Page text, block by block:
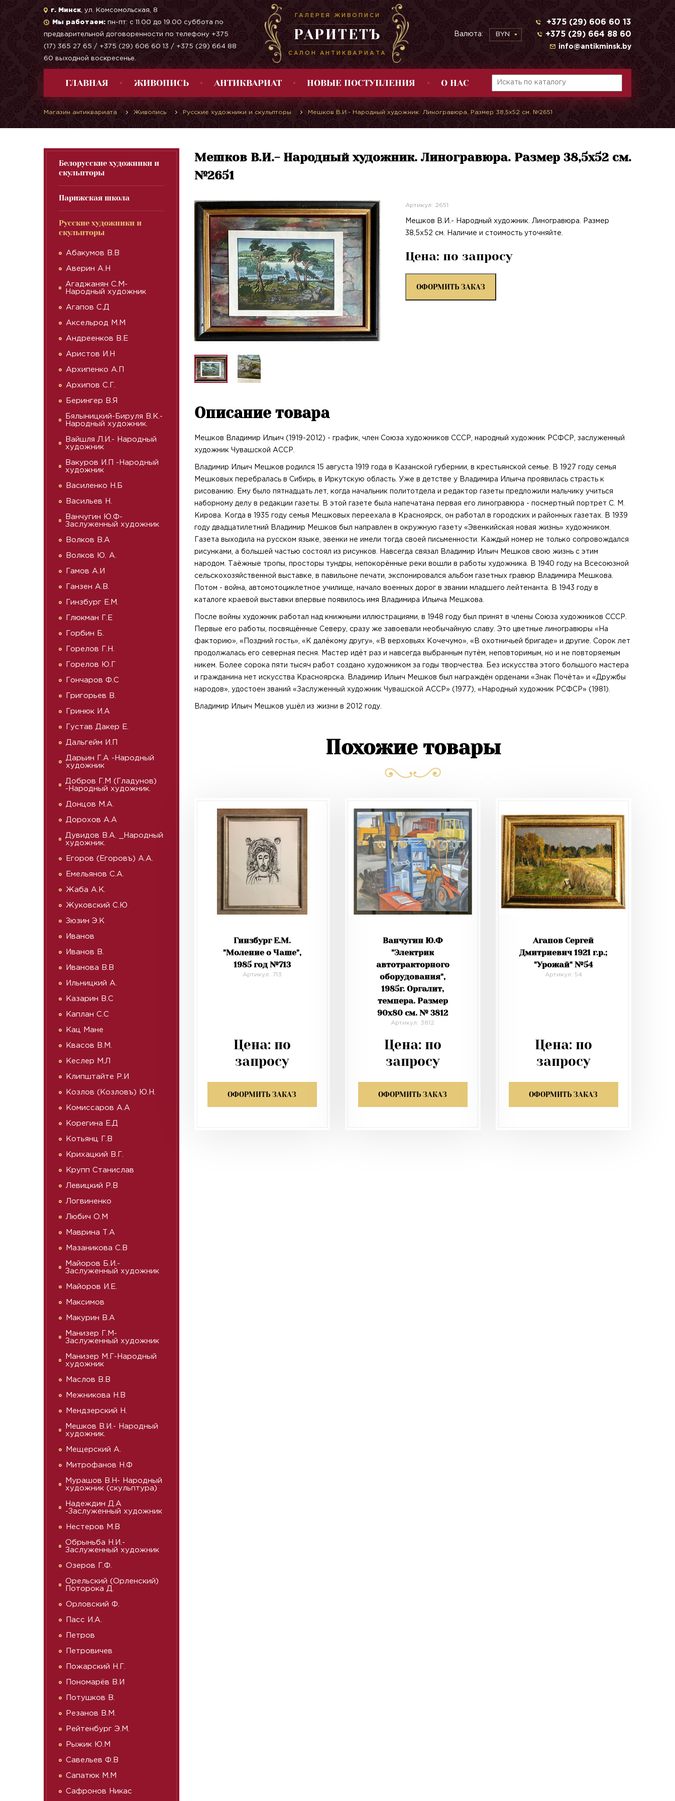
ГАЛЕРЕЯ ЖИВОПИСИ
РАРИТЕТЪ
САЛОН АНТИКВАРИАТА
г. Минск , ул. Комсомольская, 8
Мы работаем: пн-пт: с 11.00 до 19.00 суббота по
предварительной договоренности по телефону +375
(17) 365 27 65 / +375 (29) 606 60 13 / +375 (29) 664 88
60 выходной воскресенье.
Валюта: BYN
+375 (29) 606 60 13
+375 (29) 664 88 60
info@antikminsk.by
ГЛАВНАЯ ЖИВОПИСЬ АНТИКВАРИАТ НОВЫЕ ПОСТУПЛЕНИЯ О НАС
Магазин антиквариата Живопись Русские художники и скульпторы Мешков В.И.- Народный художник. Линогравюра. Размер 38,5х52 см. №2651
Белорусские художники и
скульпторы
Парижская школа
Русские художники и
скульпторы
Абакумов В.В
Аверин А.Н
Агаджанян С.М-
Народный художник
Агапов С.Д
Аксельрод М.М
Андреенков В.Е
Аристов И.Н
Архипенко А.П
Архипов С.Г.
Берингер В.Я
Бялыницкий-Бируля В.К.-
Народный художник.
Вайшля Л.И.- Народный
художник
Вакуров И.П -Народный
художник
Василенко Н.Б
Васильев Н.
Ванчугин Ю.Ф-
Заслуженный художник
Волков В.А
Волков Ю. А.
Гамов А.И
Ганзен А.В.
Гинзбург Е.М.
Глюкман Г.Е
Горбин Б.
Горелов Г.Н.
Горелов Ю.Г
Гончаров Ф.С
Григорьев В.
Гринюк И.А
Густав Дакер Е.
Дальгейм И.П
Дарьин Г.А -Народный
художник
Добров Г.М (Гладунов)
-Народный художник.
Донцов М.А.
Дорохов А.А
Дувидов В.А. _Народный
художник.
Егоров (Егоровъ) А.А.
Емельянов С.А.
Жаба А.К.
Жуковский С.Ю
Зюзин Э.К
Иванов
Иванов В.
Иванова В.В
Ильницкий А.
Казарин В.С
Каплан С.С
Кац Мане
Квасов В.М.
Кеслер М.Л
Клипштайте Р.И
Козлов (Козловъ) Ю.Н.
Комиссаров А.А
Корегина Е.Д
Котьянц Г.В
Крихацкий В.Г.
Крупп Станислав
Левицкий Р.В
Логвиненко
Любич О.М
Маврина Т.А
Мазаникова С.В
Майоров Б.И.-
Заслуженный художник
Майоров И.Е.
Максимов
Макурин В.А
Манизер Г.М-
Заслуженный художник
Манизер М.Г-Народный
художник
Маслов В.В
Межникова Н.В
Мендзерский Н.
Мешков В.И.- Народный
художник.
Мещерский А.
Митрофанов Н.Ф
Мурашов В.Н- Народный
художник (скульптура)
Надеждин Д.А
-Заслуженный художник
Нестеров М.В
Обрыньба Н.И.-
Заслуженный художник
Озеров Г.Ф.
Орельский (Орленский)
Поторока Д.
Орловский Ф.
Пасс И.А.
Петров
Петровичев
Пожарский Н.Г.
Пономарёв В.И
Потушков В.
Резанов В.М.
Рейтенбург Э.М.
Рыжик Ю.М
Савельев Ф.В
Сапатюк М.М
Сафронов Никас
Мешков В.И.- Народный художник. Линогравюра. Размер 38,5х52 см.
№2651
Артикул: 2651
Мешков В.И.- Народный художник. Линогравюра. Размер
38,5х52 см. Наличие и стоимость уточняйте.
Цена: по запросу
ОФОРМИТЬ ЗАКАЗ
Описание товара
Мешков Владимир Ильич (1919-2012) - график, член Союза художников СССР, народный художник РСФСР, заслуженный
художник Чувашской АССР.
Владимир Ильич Мешков родился 15 августа 1919 года в Казанской губернии, в крестьянской семье. В 1927 году семья
Мешковых перебралась в Сибирь, в Иркутскую область. Уже в детстве у Владимира Ильича проявилась страсть к
рисованию. Ему было пятнадцать лет, когда начальник политотдела и редактор газеты предложили мальчику учиться
наборному делу в редакции газеты. В этой газете была напечатана первая его линогравюра - посмертный портрет С. М.
Кирова. Когда в 1935 году семья Мешковых переехала в Красноярск, он работал в городских и районных газетах. В 1939
году двадцатилетний Владимир Мешков был направлен в окружную газету «Эвенкийская новая жизнь» художником.
Газета выходила на русском языке, эвенки не имели тогда своей письменности. Каждый номер не только сопровождался
рисунками, а большей частью состоял из рисунков. Навсегда связал Владимир Ильич Мешков свою жизнь с этим
народом. Таёжные тропы, просторы тундры, непокорённые реки вошли в работы художника. В 1940 году на Всесоюзной
сельскохозяйственной выставке, в павильоне печати, экспонировался альбом газетных гравюр Владимира Мешкова.
Потом - война, автомотоциклетное училище, начало военных дорог в звании младшего лейтенанта. В 1943 году в
каталоге краевой выставки впервые появилось имя Владимира Ильича Мешкова.
После войны художник работал над книжными иллюстрациями, в 1948 году был принят в члены Союза художников СССР.
Первые его работы, посвящённые Северу, сразу же завоевали необычайную славу. Это цветные линогравюры «На
факторию», «Поздний гость», «К далёкому другу», «В верховьях Кочечумо», «В охотничьей бригаде» и другие. Сорок лет
продолжалась его северная песня. Мастер идёт раз и навсегда выбранным путём, неповторимым, но и не повторяемым
никем. Более сорока пяти тысяч работ создано художником за годы творчества. Без искусства этого большого мастера
и гражданина нет искусства Красноярска. Владимир Ильич Мешков был награждён орденами «Знак Почёта» и «Дружбы
народов», удостоен званий «Заслуженный художник Чувашской АССР» (1977), «Народный художник РСФСР» (1981).
Владимир Ильич Мешков ушёл из жизни в 2012 году.
Похожие товары
Гинзбург Е.М.
"Моление о Чаше",
1985 год №713
Артикул: 713
Цена: по
запросу
ОФОРМИТЬ ЗАКАЗ
Ванчугин Ю.Ф
"Электрик
автотракторного
оборудования",
1985г. Оргалит,
темпера. Размер
90х80 см. № 3812
Артикул: 3812
Цена: по
запросу
ОФОРМИТЬ ЗАКАЗ
Агапов Сергей
Дмитриевич 1921 г.р.;
"Урожай" №54
Артикул: 54
Цена: по
запросу
ОФОРМИТЬ ЗАКАЗ